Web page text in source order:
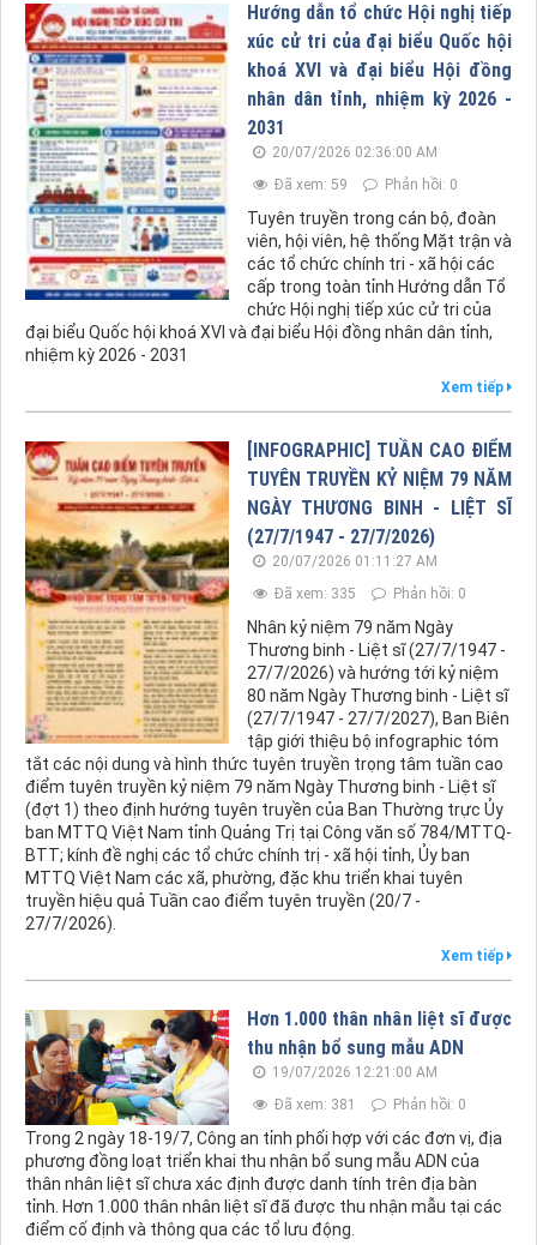
Hướng dẫn tổ chức Hội nghị tiếp
xúc cử tri của đại biểu Quốc hội
khoá XVI và đại biểu Hội đồng
nhân dân tỉnh, nhiệm kỳ 2026 -
2031
20/07/2026 02:36:00 AM
Đã xem: 59
Phản hồi: 0
Tuyên truyền trong cán bộ, đoàn
viên, hội viên, hệ thống Mặt trận và
các tổ chức chính tri - xã hội các
cấp trong toàn tỉnh Hướng dẫn Tổ
chức Hội nghị tiếp xúc cử tri của
đại biểu Quốc hội khoá XVI và đại biểu Hội đồng nhân dân tỉnh,
nhiệm kỳ 2026 - 2031
Xem tiếp
[INFOGRAPHIC] TUẦN CAO ĐIỂM
TUYÊN TRUYỀN KỶ NIỆM 79 NĂM
NGÀY THƯƠNG BINH - LIỆT SĨ
(27/7/1947 - 27/7/2026)
20/07/2026 01:11:27 AM
Đã xem: 335
Phản hồi: 0
Nhân kỷ niệm 79 năm Ngày
Thương binh - Liệt sĩ (27/7/1947 -
27/7/2026) và hướng tới kỷ niệm
80 năm Ngày Thương binh - Liệt sĩ
(27/7/1947 - 27/7/2027), Ban Biên
tập giới thiệu bộ infographic tóm
tắt các nội dung và hình thức tuyên truyền trọng tâm tuần cao
điểm tuyên truyền kỷ niệm 79 năm Ngày Thương binh - Liệt sĩ
(đợt 1) theo định hướng tuyên truyền của Ban Thường trực Ủy
ban MTTQ Việt Nam tỉnh Quảng Trị tại Công văn số 784/MTTQ-
BTT; kính đề nghị các tổ chức chính trị - xã hội tỉnh, Ủy ban
MTTQ Việt Nam các xã, phường, đặc khu triển khai tuyên
truyền hiệu quả Tuần cao điểm tuyên truyền (20/7 -
27/7/2026).
Xem tiếp
Hơn 1.000 thân nhân liệt sĩ được
thu nhận bổ sung mẫu ADN
19/07/2026 12:21:00 AM
Đã xem: 381
Phản hồi: 0
Trong 2 ngày 18-19/7, Công an tỉnh phối hợp với các đơn vị, địa
phương đồng loạt triển khai thu nhận bổ sung mẫu ADN của
thân nhân liệt sĩ chưa xác định được danh tính trên địa bàn
tỉnh. Hơn 1.000 thân nhân liệt sĩ đã được thu nhận mẫu tại các
điểm cố định và thông qua các tổ lưu động.